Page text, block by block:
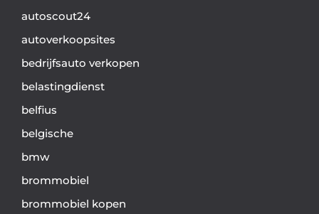
autoscout24
autoverkoopsites
bedrijfsauto verkopen
belastingdienst
belfius
belgische
bmw
brommobiel
brommobiel kopen